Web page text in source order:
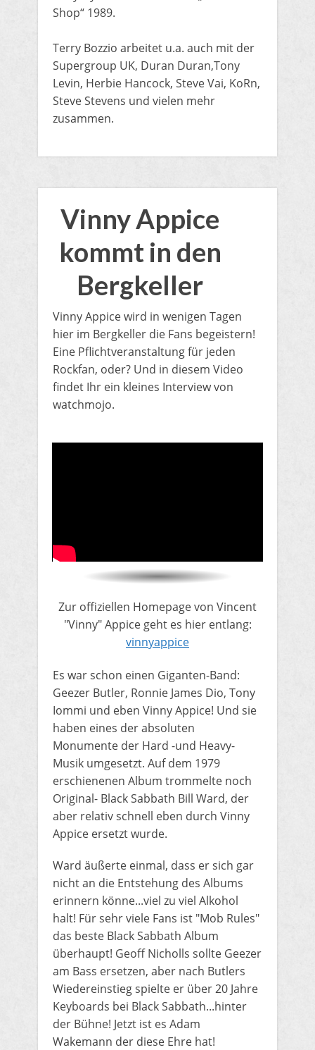
Shop“ 1989.
Terry Bozzio arbeitet u.a. auch mit der
Supergroup UK, Duran Duran,Tony
Levin, Herbie Hancock, Steve Vai, KoRn,
Steve Stevens und vielen mehr
zusammen.
Vinny Appice
kommt in den
Bergkeller
Vinny Appice wird in wenigen Tagen
hier im Bergkeller die Fans begeistern!
Eine Pflichtveranstaltung für jeden
Rockfan, oder?​ ​​Und in diesem Video
findet Ihr ein kleines Interview von
watchmojo.​
Zur offiziellen Homepage von Vincent
"Vinny" Appice geht es hier entlang:
vinnyappice
Es war schon einen Giganten-Band:
Geezer Butler, Ronnie James Dio, Tony
Iommi und eben Vinny Appice! Und sie
haben eines der absoluten
Monumente der Hard -und Heavy-
Musik umgesetzt. Auf dem 1979
erschienenen Album trommelte noch
Original- Black Sabbath Bill Ward, der
aber relativ schnell eben durch Vinny
Appice ersetzt wurde.
Ward äußerte einmal, dass er sich gar
nicht an die Entstehung des Albums
erinnern könne...viel zu viel Alkohol
halt! Für sehr viele Fans ist "Mob Rules"
das beste Black Sabbath Album
überhaupt! Geoff Nicholls sollte Geezer
am Bass ersetzen, aber nach Butlers
Wiedereinstieg spielte er über 20 Jahre
Keyboards bei Black Sabbath...hinter
der Bühne! Jetzt ist es Adam
Wakemann der diese Ehre hat!